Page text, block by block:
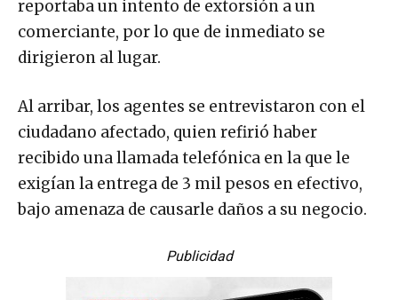
reportaba un intento de extorsión a un
comerciante, por lo que de inmediato se
dirigieron al lugar.
Al arribar, los agentes se entrevistaron con el
ciudadano afectado, quien refirió haber
recibido una llamada telefónica en la que le
exigían la entrega de 3 mil pesos en efectivo,
bajo amenaza de causarle daños a su negocio.
Publicidad